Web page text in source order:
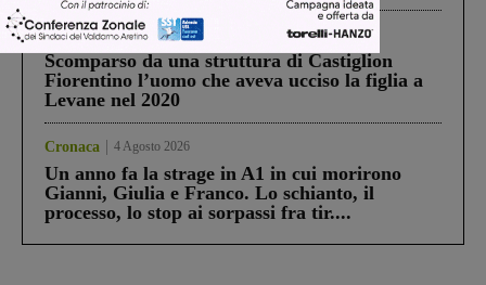
Cronaca 3 Agosto 2026
Scomparso da una struttura di Castiglion
Fiorentino l’uomo che aveva ucciso la figlia a
Levane nel 2020
Cronaca 4 Agosto 2026
Un anno fa la strage in A1 in cui morirono
Gianni, Giulia e Franco. Lo schianto, il
processo, lo stop ai sorpassi fra tir....